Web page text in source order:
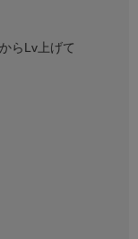
らLv上げて